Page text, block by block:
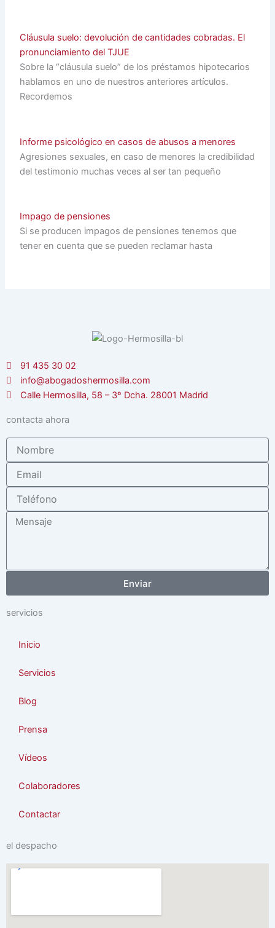
Cláusula suelo: devolución de cantidades cobradas. El
pronunciamiento del TJUE
Sobre la “cláusula suelo” de los préstamos hipotecarios
hablamos en uno de nuestros anteriores artículos.
Recordemos
Informe psicológico en casos de abusos a menores
Agresiones sexuales, en caso de menores la credibilidad
del testimonio muchas veces al ser tan pequeño
Impago de pensiones
Si se producen impagos de pensiones tenemos que
tener en cuenta que se pueden reclamar hasta
91 435 30 02
info@abogadoshermosilla.com
Calle Hermosilla, 58 – 3º Dcha. 28001 Madrid
contacta ahora
Nombre
Email
Teléfono
Mensaje
Enviar
servicios
Inicio
Servicios
Blog
Prensa
Vídeos
Colaboradores
Contactar
el despacho